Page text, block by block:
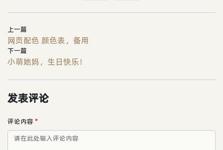
上一篇
网页配色 颜色表，备用
下一篇
小萌她妈，生日快乐！
发表评论
评论内容 *